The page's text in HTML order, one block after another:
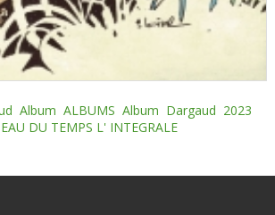
Album ALBUMS Album Dargaud 2023
DU TEMPS L' INTEGRALE